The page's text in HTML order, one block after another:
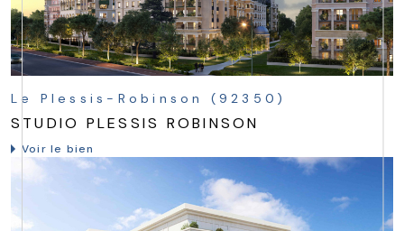
Le Plessis-Robinson (92350)
STUDIO PLESSIS ROBINSON
Voir le bien